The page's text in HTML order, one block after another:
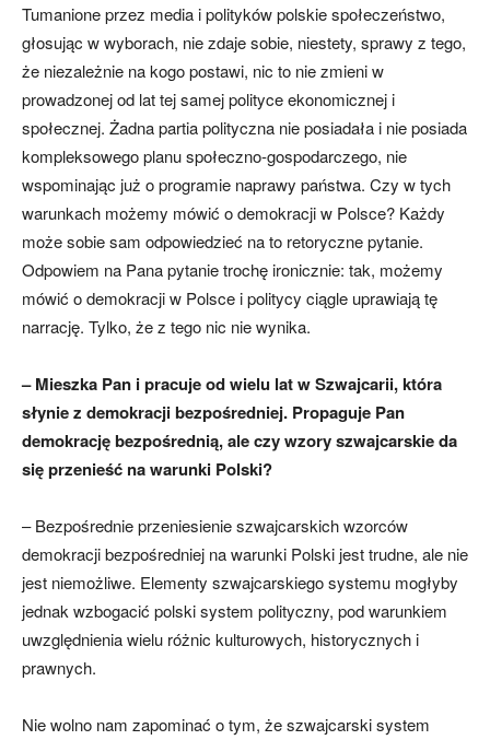
Tumanione przez media i polityków polskie społeczeństwo,
głosując w wyborach, nie zdaje sobie, niestety, sprawy z tego,
że niezależnie na kogo postawi, nic to nie zmieni w
prowadzonej od lat tej samej polityce ekonomicznej i
społecznej. Żadna partia polityczna nie posiadała i nie posiada
kompleksowego planu społeczno-gospodarczego, nie
wspominając już o programie naprawy państwa. Czy w tych
warunkach możemy mówić o demokracji w Polsce? Każdy
może sobie sam odpowiedzieć na to retoryczne pytanie.
Odpowiem na Pana pytanie trochę ironicznie: tak, możemy
mówić o demokracji w Polsce i politycy ciągle uprawiają tę
narrację. Tylko, że z tego nic nie wynika.
– Mieszka Pan i pracuje od wielu lat w Szwajcarii, która
słynie z demokracji bezpośredniej. Propaguje Pan
demokrację bezpośrednią, ale czy wzory szwajcarskie da
się przenieść na warunki Polski?
– Bezpośrednie przeniesienie szwajcarskich wzorców
demokracji bezpośredniej na warunki Polski jest trudne, ale nie
jest niemożliwe. Elementy szwajcarskiego systemu mogłyby
jednak wzbogacić polski system polityczny, pod warunkiem
uwzględnienia wielu różnic kulturowych, historycznych i
prawnych.
Nie wolno nam zapominać o tym, że szwajcarski system